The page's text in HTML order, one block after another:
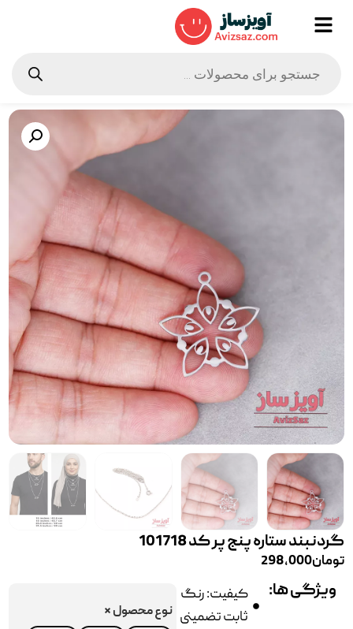
گردنبند ستاره پنج پر کد 101718
تومان298,000
ویژگی ها:
کیفیت: رنگ
ثابت تضمینی نوع محصول*